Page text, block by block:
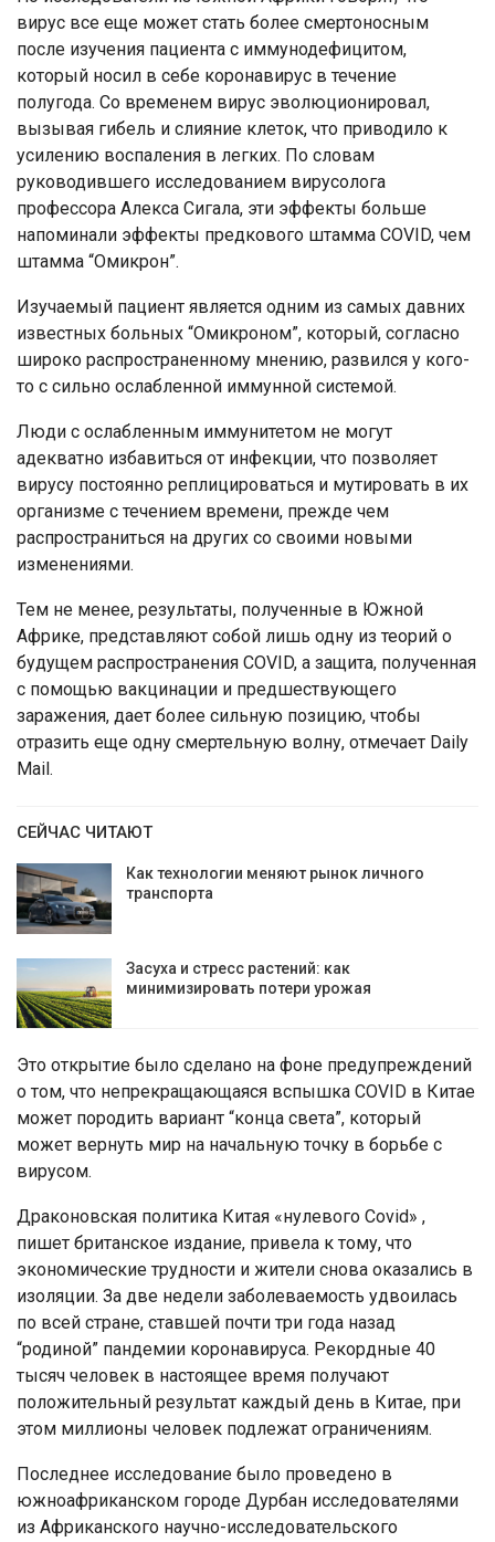
вирус все еще может стать более смертоносным
после изучения пациента с иммунодефицитом,
который носил в себе коронавирус в течение
полугода. Со временем вирус эволюционировал,
вызывая гибель и слияние клеток, что приводило к
усилению воспаления в легких. По словам
руководившего исследованием вирусолога
профессора Алекса Сигала, эти эффекты больше
напоминали эффекты предкового штамма COVID, чем
штамма “Омикрон”.
Изучаемый пациент является одним из самых давних
известных больных “Омикроном”, который, согласно
широко распространенному мнению, развился у кого-
то с сильно ослабленной иммунной системой.
Люди с ослабленным иммунитетом не могут
адекватно избавиться от инфекции, что позволяет
вирусу постоянно реплицироваться и мутировать в их
организме с течением времени, прежде чем
распространиться на других со своими новыми
изменениями.
Тем не менее, результаты, полученные в Южной
Африке, представляют собой лишь одну из теорий о
будущем распространения COVID, а защита, полученная
с помощью вакцинации и предшествующего
заражения, дает более сильную позицию, чтобы
отразить еще одну смертельную волну, отмечает Daily
Mail.
СЕЙЧАС ЧИТАЮТ
Как технологии меняют рынок личного
транспорта
Засуха и стресс растений: как
минимизировать потери урожая
Это открытие было сделано на фоне предупреждений
о том, что непрекращающаяся вспышка COVID в Китае
может породить вариант “конца света”, который
может вернуть мир на начальную точку в борьбе с
вирусом.
Драконовская политика Китая «нулевого Covid» ,
пишет британское издание, привела к тому, что
экономические трудности и жители снова оказались в
изоляции. За две недели заболеваемость удвоилась
по всей стране, ставшей почти три года назад
“родиной” пандемии коронавируса. Рекордные 40
тысяч человек в настоящее время получают
положительный результат каждый день в Китае, при
этом миллионы человек подлежат ограничениям.
Последнее исследование было проведено в
южноафриканском городе Дурбан исследователями
из Африканского научно-исследовательского